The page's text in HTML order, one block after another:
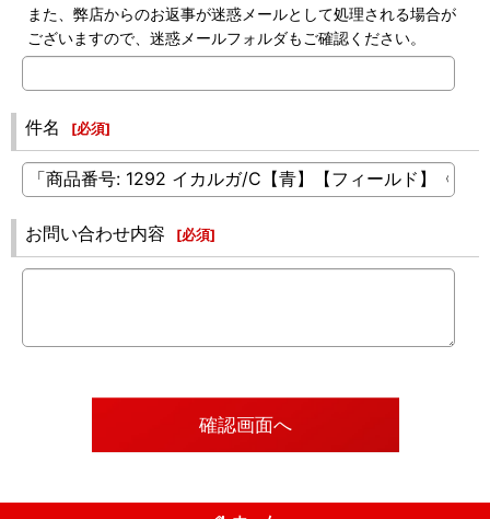
また、弊店からのお返事が迷惑メールとして処理される場合が
ございますので、迷惑メールフォルダもご確認ください。
件名 [必須]
お問い合わせ内容 [必須]
確認画面へ